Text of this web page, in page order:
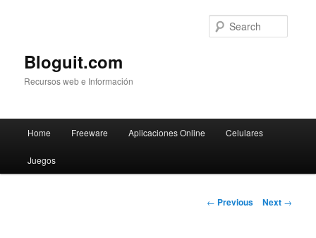
Bloguit.com
Recursos web e Información
Skip
to
Home Freeware Aplicaciones Online Celulares
Juegos
Post
← Previous Next →